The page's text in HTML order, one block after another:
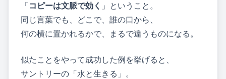
「コピーは文脈で効く 」ということ。
同じ言葉でも、どこで、誰の口から、
何の横に置かれるかで、まるで違うものになる。
似たことをやって成功した例を挙げると、
サントリーの「水と生きる」。